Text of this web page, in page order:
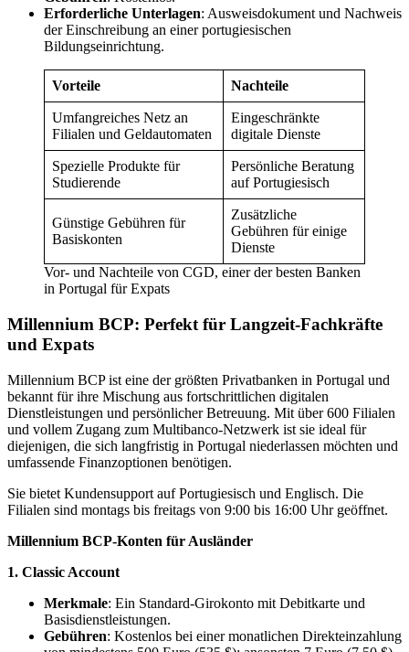
Erforderliche Unterlagen: Ausweisdokument und Nachweis
der Einschreibung an einer portugiesischen
Bildungseinrichtung.
Vorteile Nachteile
Umfangreiches Netz an
Filialen und Geldautomaten
Eingeschränkte
digitale Dienste
Spezielle Produkte für
Studierende
Persönliche Beratung
auf Portugiesisch
Günstige Gebühren für
Basiskonten
Zusätzliche
Gebühren für einige
Dienste
Vor- und Nachteile von CGD, einer der besten Banken
in Portugal für Expats
Millennium BCP: Perfekt für Langzeit-Fachkräfte
und Expats
Millennium BCP ist eine der größten Privatbanken in Portugal und
bekannt für ihre Mischung aus fortschrittlichen digitalen
Dienstleistungen und persönlicher Betreuung. Mit über 600 Filialen
und vollem Zugang zum Multibanco-Netzwerk ist sie ideal für
diejenigen, die sich langfristig in Portugal niederlassen möchten und
umfassende Finanzoptionen benötigen.
Sie bietet Kundensupport auf Portugiesisch und Englisch. Die
Filialen sind montags bis freitags von 9:00 bis 16:00 Uhr geöffnet.
Millennium BCP-Konten für Ausländer
1. Classic Account
Merkmale: Ein Standard-Girokonto mit Debitkarte und
Basisdienstleistungen.
Gebühren: Kostenlos bei einer monatlichen Direkteinzahlung